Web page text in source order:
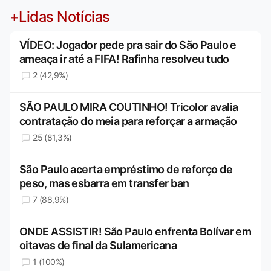
+Lidas Notícias
VÍDEO: Jogador pede pra sair do São Paulo e
ameaça ir até a FIFA! Rafinha resolveu tudo
2 (42,9%)
SÃO PAULO MIRA COUTINHO! Tricolor avalia
contratação do meia para reforçar a armação
25 (81,3%)
São Paulo acerta empréstimo de reforço de
peso, mas esbarra em transfer ban
7 (88,9%)
ONDE ASSISTIR! São Paulo enfrenta Bolívar em
oitavas de final da Sulamericana
1 (100%)